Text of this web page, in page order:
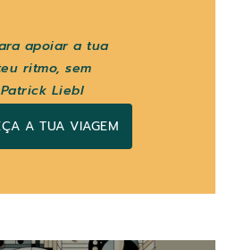
apoiar a tua
ritmo, sem
Liebl
A TUA VIAGEM